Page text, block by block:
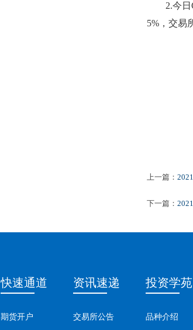
2.今日
5%，交易
上一篇：
下一篇：
快速通道
期货开户
资讯速递
交易所公告
投资学苑
品种介绍